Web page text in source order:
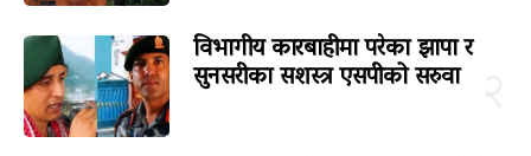
विभागीय कारबाहीमा परेका झापा र
सुनसरीका सशस्त्र एसपीको सरुवा